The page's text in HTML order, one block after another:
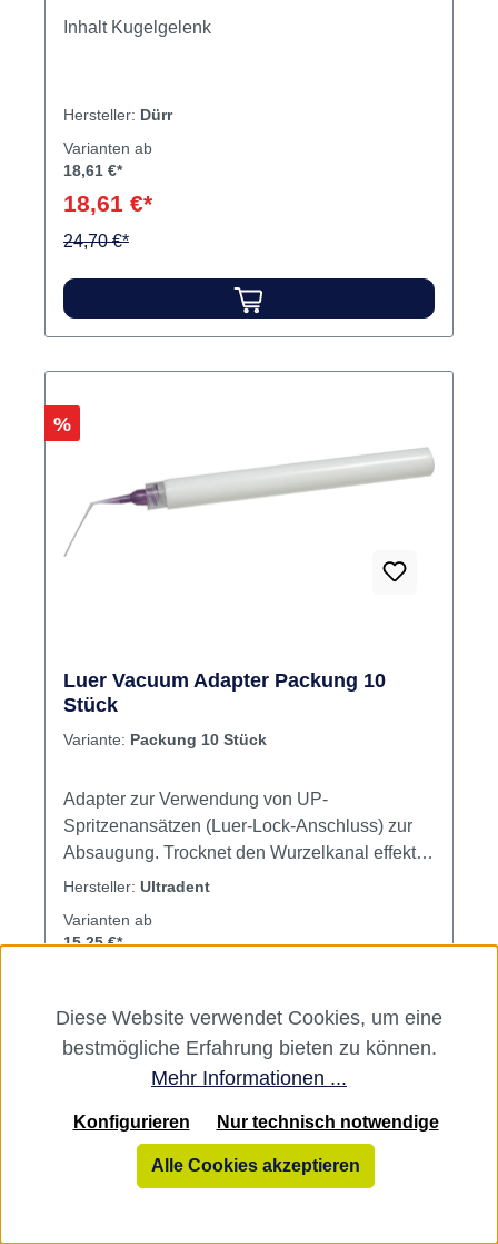
Inhalt Kugelgelenk
Hersteller: Dürr
Varianten ab
18,61 €*
18,61 €*
24,70 €*
Rabatt
%
Luer Vacuum Adapter Packung 10
Stück
Variante: Packung 10 Stück
Adapter zur Verwendung von UP-
Spritzenansätzen (Luer-Lock-Anschluss) zur
Absaugung. Trocknet den Wurzelkanal effektiv,
hält das OP-Gebiet blutfrei, entfernt Sulcus
Desinfizierbar.Passt mit Hilfe eines
Schläuche mit kleinerem Durchmesser das
äußere Kunststoffrohr entfernen. Zu verwenden
mit: Capillary Tips, SST-Surgical Suction Tip,
Endo-Eze Tips. Inhalt Adapter
Hersteller: Ultradent
Varianten ab
15,25 €*
23,60 €*
Diese Website verwendet Cookies, um eine
bestmögliche Erfahrung bieten zu können.
Mehr Informationen ...
Nur technisch notwendige
Konfigurieren
Alle Cookies akzeptieren